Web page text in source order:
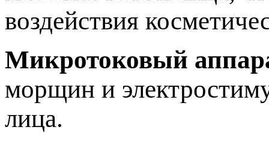
воздействия
Микротоковый
морщин и
лица.